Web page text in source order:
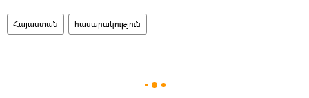
Հայաստան հասարակություն